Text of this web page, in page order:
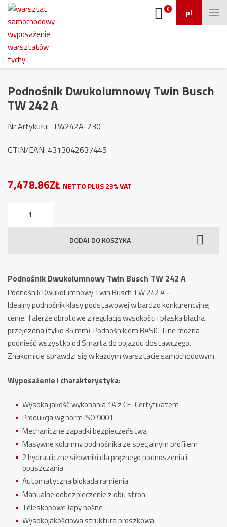
pl
0
Podnośnik Dwukolumnowy Twin Busch
TW 242 A
Nr Artykułu: TW242A-230
GTIN/EAN: 4313042637445
7,478.86ZŁ NETTO PLUS 23% VAT
Podnośnik
242
A
DODAJ DO KOSZYKA
Podnośnik Dwukolumnowy Twin Busch TW 242 A
Podnośnik Dwukolumnowy Twin Busch TW 242 A –
Idealny podnośnik klasy podstawowej w bardzo konkurencyjnej
cenie. Talerze obrotowe z regulacją wysokości i płaska blacha
przejezdna (tylko 35 mm). Podnośnikiem BASIC-Line można
podnieść wszystko od Smarta do pojazdu dostawczego.
Znakomicie sprawdzi się w każdym warsztacie samochodowym.
Wyposażenie i charakterystyka:
Wysoka jakość wykonania 1A z CE-Certyfikatem
Produkcja wg norm ISO 9001
Mechaniczne zapadki bezpieczeństwa
Masywne kolumny podnośnika ze specjalnym profilem
2 hydrauliczne siłowniki dla prężnego podnoszenia i
opuszczania
Automatyczna blokada ramienia
Manualne odbezpieczenie z obu stron
Teleskopowe łapy nośne
Wysokojakościowa struktura proszkowa